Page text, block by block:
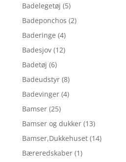
Badelegetøj (5)
Badeponchos (2)
Baderinge (4)
Badesjov (12)
Badetøj (6)
Badeudstyr (8)
Badevinger (4)
Bamser (25)
Bamser og dukker (13)
Bamser,Dukkehuset (14)
Bæreredskaber (1)